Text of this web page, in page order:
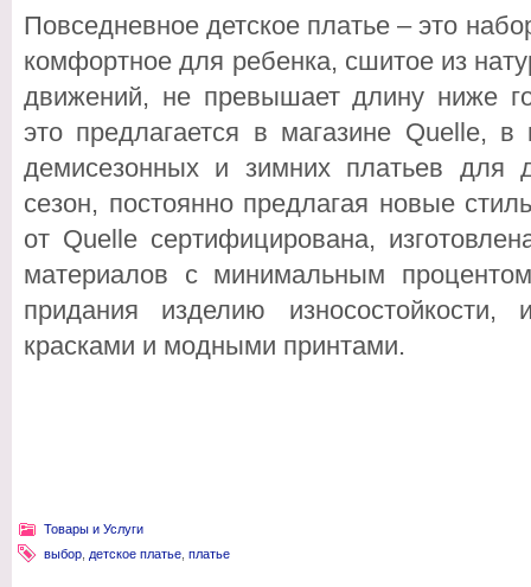
Повседневное детское платье – это
комфортное для ребенка, сшитое из
движений, не превышает длину ниже
это предлагается в магазине Quelle, в
демисезонных и зимних платьев для
сезон, постоянно предлагая новые
от Quelle сертифицирована,
материалов с минимальным
придания изделию
красками и модными принтами.
Товары и Услуги
выбор детское платье платье